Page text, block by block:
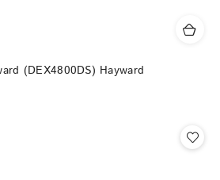
(DEX4800DS) Hayward